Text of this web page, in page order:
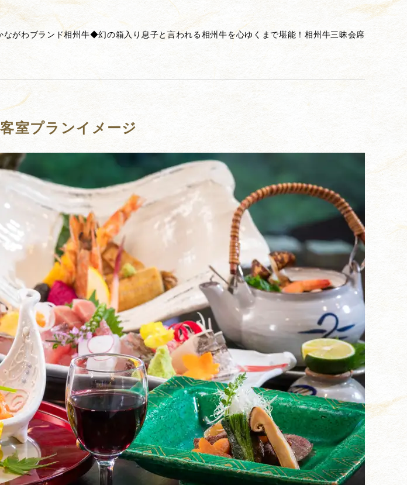
ながわブランド相州牛◆幻の箱入り息子と言われる相州牛を心ゆくまで堪能！相州牛三昧会席
室プランイメージ